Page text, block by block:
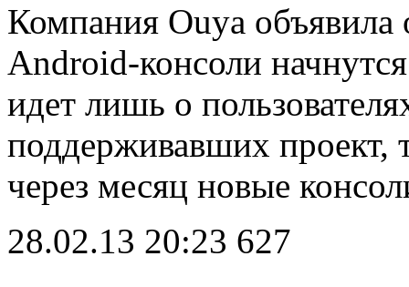
Компания Ouya объявила
Android-консоли
идет лишь о
поддерживавших проект,
через месяц новые
28.02.13 20:23 627